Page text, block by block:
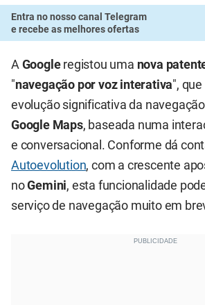
Entra no nosso canal Telegram
e recebe as melhores ofertas
A Googleregistou uma nova
"navegação por voz interativa",
evolução significativa da
Google Maps, baseada numa
e conversacional. Conforme dá
Autoevolution, com a crescente
noGemini, esta funcionalidade
serviço de navegação muito em